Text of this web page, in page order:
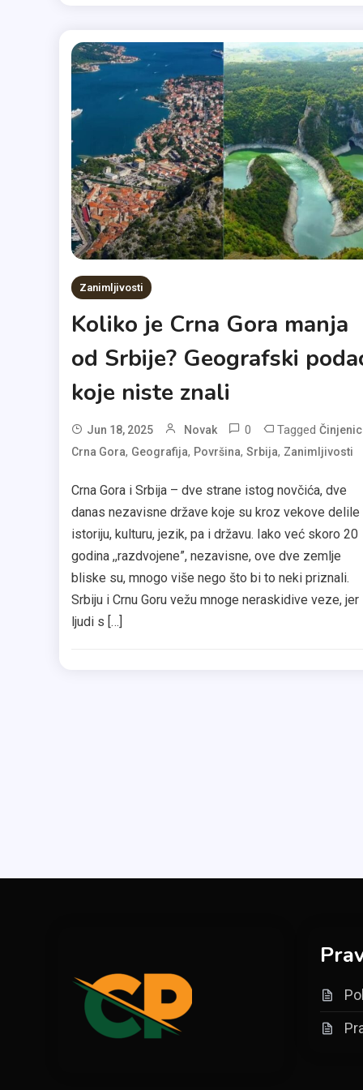
Zanimljivosti
Koliko je Crna Gora manja
od Srbije? Geografski
koje niste znali
Jun 18, 2025 Novak 0 Tagged
Crna Gora, Geografija, Površina, Srbija, Zanimljivosti
Crna Gora i Srbija – dve strane istog novčića, dve
danas nezavisne države koje su kroz vekove delile
istoriju, kulturu, jezik, pa i državu. Iako već skoro 20
godina ,,razdvojene”, nezavisne, ove dve zemlje
bliske su, mnogo više nego što bi to neki priznali.
Srbiju i Crnu Goru vežu mnoge neraskidive veze, jer
ljudi s […]